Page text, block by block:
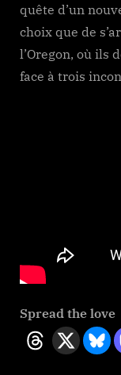
quête d’un
choix que de
l’Oregon, où ils
face à trois
Spread the love